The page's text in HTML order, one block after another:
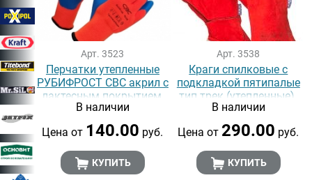
Арт. 3523
Перчатки утепленные
РУБИФРОСТ СВС акрил с
лактесным покрытием,
10 класс оранжевые
В наличии
Цена от 140.00 руб.
КУПИТЬ
Арт. 3538
Краги спилковые с
подкладкой пятипалые
тип трек (утепленные)
В наличии
Цена от 290.00 руб.
КУПИТЬ